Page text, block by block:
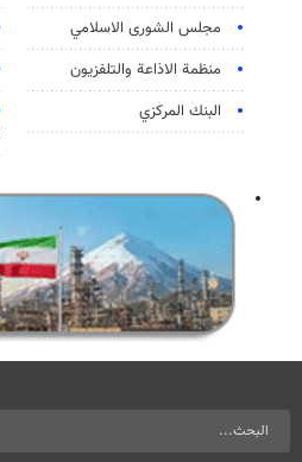
مجلس الشورى الاسلامي
منظمة الاذاعة والتلفزیون
البنك المركزي